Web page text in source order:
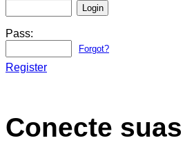
Pass:
Forgot?
Register
Conecte